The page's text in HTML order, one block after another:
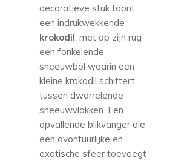
decoratieve stuk toont
een indrukwekkende
krokodil, met op zijn rug
een fonkelende
sneeuwbol waarin een
kleine krokodil schittert
tussen dwarrelende
sneeuwvlokken. Een
opvallende blikvanger die
een avontuurlijke en
exotische sfeer toevoegt